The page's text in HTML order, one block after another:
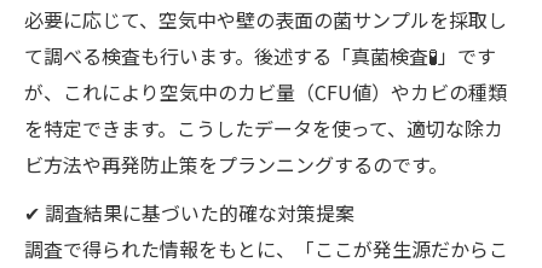
必要に応じて、空気中や壁の表面の菌サンプルを採取し
て調べる検査も行います。後述する「真菌検査🧪」です
が、これにより空気中のカビ量（CFU値）やカビの種類
を特定できます。こうしたデータを使って、適切な除カ
ビ方法や再発防止策をプランニングするのです。
✔ 調査結果に基づいた的確な対策提案
調査で得られた情報をもとに、「ここが発生源だからこ